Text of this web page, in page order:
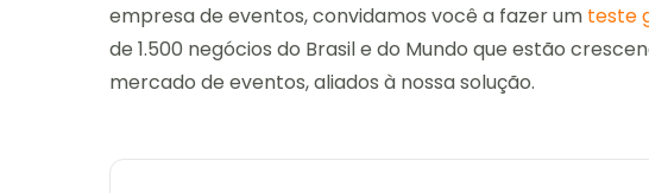
empresa de eventos, convidamos você a fazer um teste
de 1.500 negócios do Brasil e do Mundo que estão
mercado de eventos, aliados à nossa solução.